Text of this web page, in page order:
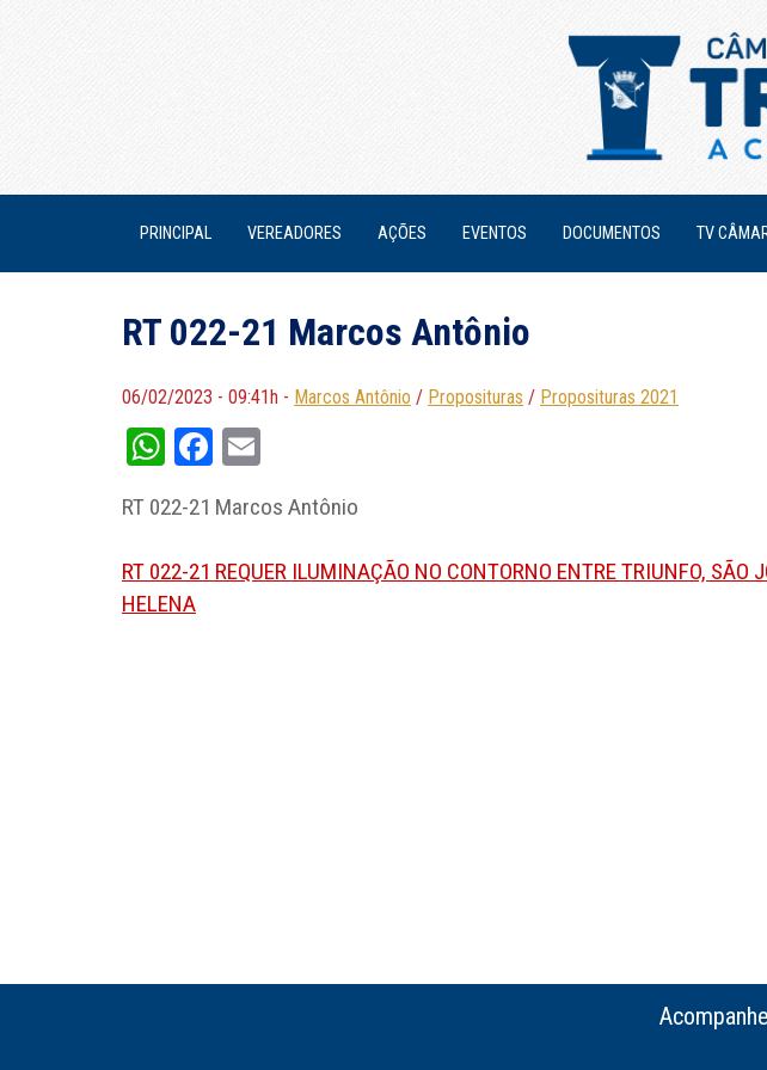
PRINCIPAL VEREADORES AÇÕES EVENTOS DOCUMENTOS TV
RT 022-21 Marcos Antônio
06/02/2023 - 09:41h - Marcos Antônio / Proposituras / Proposituras 2021
WhatsApp
Facebook
RT 022-21 Marcos Antônio
RT 022-21 REQUER ILUMINAÇÃO NO CONTORNO ENTRE TRIUNFO, SÃO
HELENA